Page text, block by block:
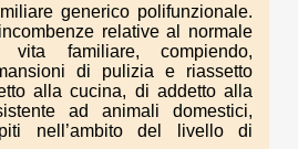
generico polifunzionale.
relative al normale
vita familiare, compiendo,
di pulizia e riassetto
alla cucina, di addetto alla
ad animali domestici,
nell’ambito del livello di